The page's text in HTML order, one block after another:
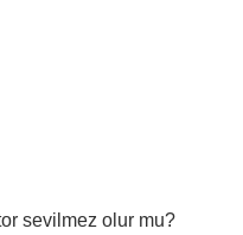
sevilmez olur mu?